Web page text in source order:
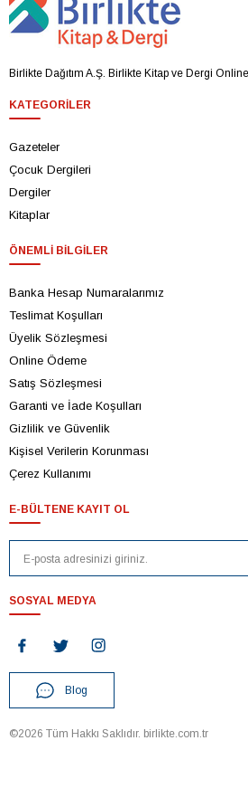
Birlikte Dağıtım A.Ş. Birlikte Kitap ve Dergi
KATEGORILER
Gazeteler
Çocuk Dergileri
Dergiler
Kitaplar
ÖNEMLI BILGILER
Banka Hesap Numaralarımız
Teslimat Koşulları
Üyelik Sözleşmesi
Online Ödeme
Satış Sözleşmesi
Garanti ve İade Koşulları
Gizlilik ve Güvenlik
Kişisel Verilerin Korunması
Çerez Kullanımı
E-BÜLTENE KAYIT OL
SOSYAL MEDYA
Blog
©2026 Tüm Hakkı Saklıdır. birlikte.com.tr